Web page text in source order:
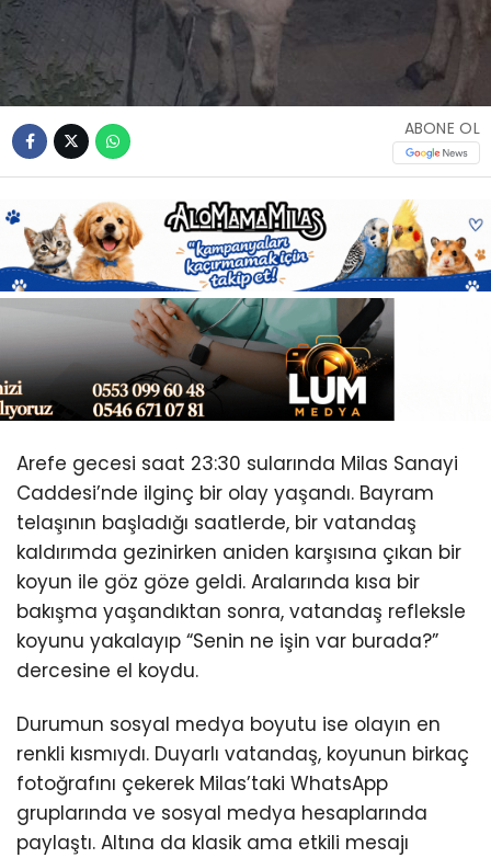
ABONE OL
Arefe gecesi saat 23:30 sularında Milas Sanayi
Caddesi’nde ilginç bir olay yaşandı. Bayram
telaşının başladığı saatlerde, bir vatandaş
kaldırımda gezinirken aniden karşısına çıkan bir
koyun ile göz göze geldi. Aralarında kısa bir
bakışma yaşandıktan sonra, vatandaş refleksle
koyunu yakalayıp “Senin ne işin var burada?”
dercesine el koydu.
Durumun sosyal medya boyutu ise olayın en
renkli kısmıydı. Duyarlı vatandaş, koyunun birkaç
fotoğrafını çekerek Milas’taki WhatsApp
gruplarında ve sosyal medya hesaplarında
paylaştı. Altına da klasik ama etkili mesajı